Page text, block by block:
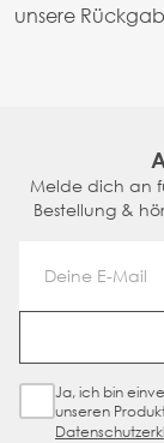
unsere
Melde dich an
Bestellung &
Sign Up
Ja, ich bin
unseren